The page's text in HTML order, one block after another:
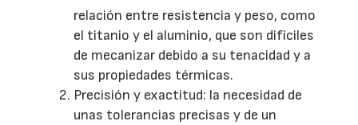
relación entre resistencia y peso, como
el titanio y el aluminio, que son difíciles
de mecanizar debido a su tenacidad y a
sus propiedades térmicas.
Precisión y exactitud: la necesidad de
unas tolerancias precisas y de un